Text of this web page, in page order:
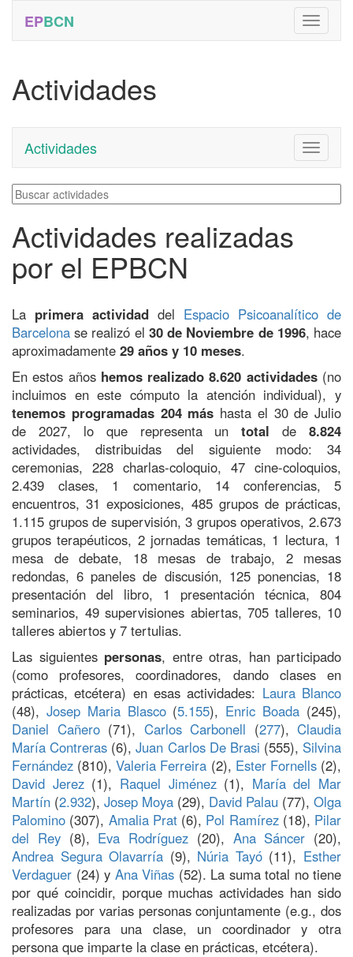
EPBCN
Actividades
Toggle
Actividades
Actividades realizadas
por el EPBCN
La primera actividad del Espacio Psicoanalítico de
Barcelona se realizó el 30 de Noviembre de 1996, hace
aproximadamente 29 años y 10 meses.
En estos años hemos realizado 8.620 actividades(no
incluimos en este cómputo la atención individual), y
tenemos programadas 204 más hasta el 30 de Julio
de 2027, lo que representa untotal de 8.824
actividades, distribuidas del siguiente modo: 34
ceremonias, 228 charlas-coloquio, 47 cine-coloquios,
2.439 clases, 1 comentario, 14 conferencias, 5
encuentros, 31 exposiciones, 485 grupos de prácticas,
1.115 grupos de supervisión, 3 grupos operativos, 2.673
grupos terapéuticos, 2 jornadas temáticas, 1 lectura, 1
mesa de debate, 18 mesas de trabajo, 2 mesas
redondas, 6 paneles de discusión, 125 ponencias, 18
presentación del libro, 1 presentación técnica, 804
seminarios, 49 supervisiones abiertas, 705 talleres, 10
talleres abiertos y 7 tertulias.
Las siguientes personas, entre otras, han participado
(como profesores, coordinadores, dando clases en
prácticas, etcétera) en esas actividades: Laura Blanco
(48), Josep Maria Blasco(5.155), Enric Boada (245),
Daniel Cañero(71), Carlos Carbonell (277), Claudia
María Contreras (6),Juan Carlos De Brasi (555), Silvina
Fernández (810),Valeria Ferreira (2), Ester Fornells(2),
David Jerez(1), Raquel Jiménez(1), María del Mar
Martín (2.932), Josep Moya (29), David Palau (77), Olga
Palomino (307), Amalia Prat(6), Pol Ramírez(18), Pilar
del Rey(8), Eva Rodríguez (20), Ana Sáncer (20),
Andrea Segura Olavarría (9), Núria Tayó(11), Esther
Verdaguer (24) y Ana Viñas (52). La suma total no tiene
por qué coincidir, porque muchas actividades han sido
realizadas por varias personas conjuntamente (e.g., dos
profesores para una clase, un coordinador y otra
persona que imparte la clase en prácticas, etcétera).